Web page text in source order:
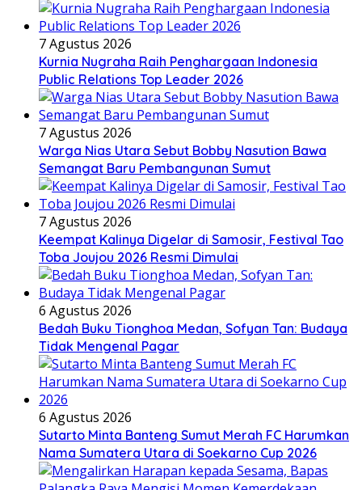
7 Agustus 2026
Kurnia Nugraha Raih Penghargaan Indonesia
Public Relations Top Leader 2026
7 Agustus 2026
Warga Nias Utara Sebut Bobby Nasution Bawa
Semangat Baru Pembangunan Sumut
7 Agustus 2026
Keempat Kalinya Digelar di Samosir, Festival Tao
Toba Joujou 2026 Resmi Dimulai
6 Agustus 2026
Bedah Buku Tionghoa Medan, Sofyan Tan: Budaya
Tidak Mengenal Pagar
6 Agustus 2026
Sutarto Minta Banteng Sumut Merah FC Harumkan
Nama Sumatera Utara di Soekarno Cup 2026